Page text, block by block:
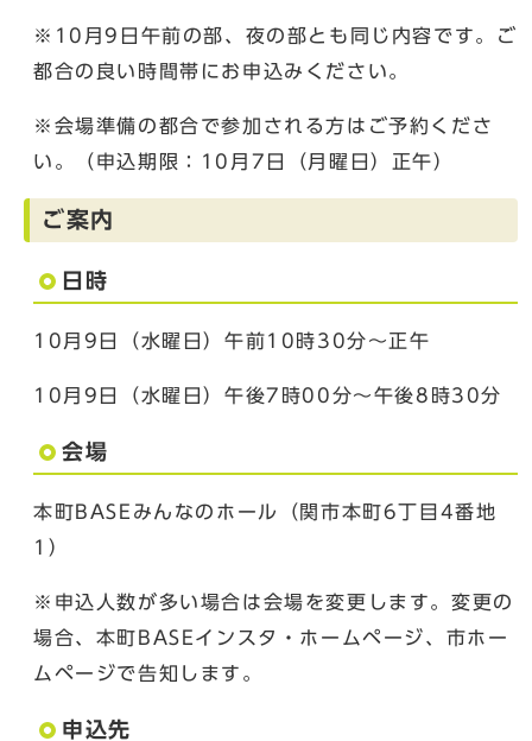
※10月9日午前の部、夜の部とも同じ内容です。ご
都合の良い時間帯にお申込みください。
※会場準備の都合で参加される方はご予約くださ
い。（申込期限：10月7日（月曜日）正午）
ご案内
日時
10月9日（水曜日）午前10時30分～正午
10月9日（水曜日）午後7時00分～午後8時30分
会場
本町BASEみんなのホール（関市本町6丁目4番地
1）
※申込人数が多い場合は会場を変更します。変更の
場合、本町BASEインスタ・ホームページ、市ホー
ムページで告知します。
申込先